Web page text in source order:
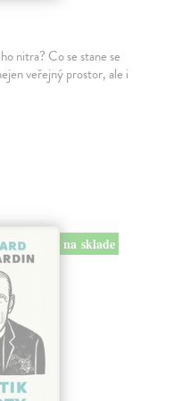
nitra? Co se stane se
veřejný prostor, ale i
na sklade